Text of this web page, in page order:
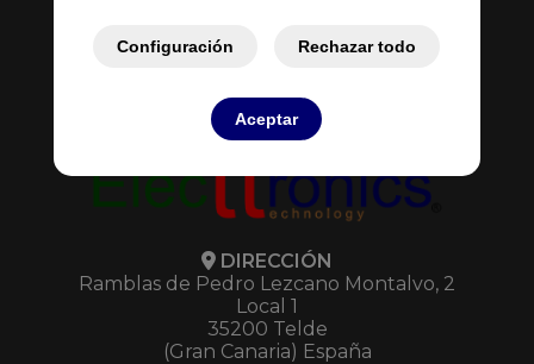
Configuración Rechazar todo
Aceptar
Mis Presupuestos
DIRECCIÓN
Ramblas de Pedro Lezcano Montalvo, 2
Local 1
35200 Telde
(Gran Canaria) España